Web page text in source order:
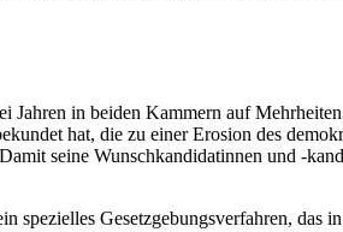
in beiden Kammern auf
hat, die zu einer Erosion des
seine Wunschkandidatinnen und -
spezielles Gesetz­gebungsverfahren, das